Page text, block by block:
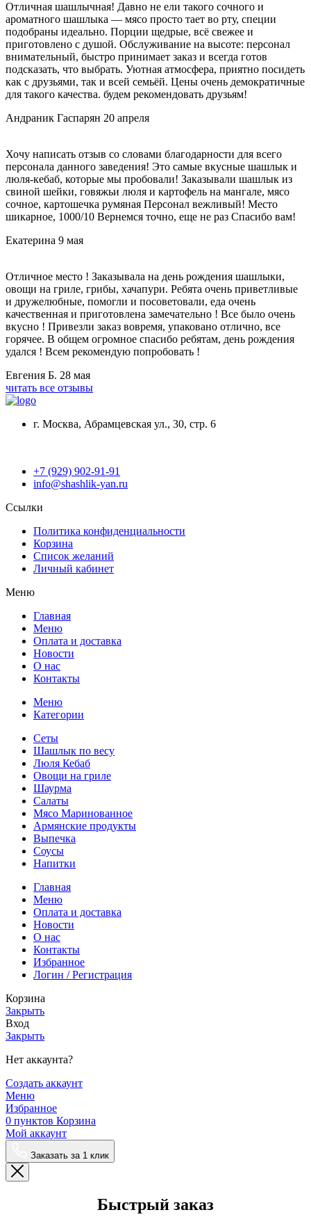
Отличная шашлычная! Давно не ели такого сочного и
ароматного шашлыка — мясо просто тает во рту, специи
подобраны идеально. Порции щедрые, всё свежее и
приготовлено с душой. Обслуживание на высоте: персонал
внимательный, быстро принимает заказ и всегда готов
подсказать, что выбрать. Уютная атмосфера, приятно посидеть
как с друзьями, так и всей семьёй. Цены очень демократичные
для такого качества. будем рекомендовать друзьям!
Андраник Гаспарян 20 апреля
Хочу написать отзыв со словами благодарности для всего
персонала данного заведения! Это самые вкусные шашлык и
люля-кебаб, которые мы пробовали! Заказывали шашлык из
свиной шейки, говяжьи люля и картофель на мангале, мясо
сочное, картошечка румяная Персонал вежливый! Место
шикарное, 1000/10 Вернемся точно, еще не раз Спасибо вам!
Екатерина 9 мая
Отличное место ! Заказывала на день рождения шашлыки,
овощи на гриле, грибы, хачапури. Ребята очень приветливые
и дружелюбные, помогли и посоветовали, еда очень
качественная и приготовлена замечательно ! Все было очень
вкусно ! Привезли заказ вовремя, упаковано отлично, все
горячее. В общем огромное спасибо ребятам, день рождения
удался ! Всем рекомендую попробовать !
Евгения Б. 28 мая
читать все отзывы
г. Москва, Абрамцевская ул., 30, стр. 6
+7 (929) 902-91-91
info@shashlik-yan.ru
Ссылки
Политика конфиденциальности
Корзина
Список желаний
Личный кабинет
Меню
Главная
Меню
Оплата и доставка
Новости
О нас
Контакты
Меню
Категории
Сеты
Шашлык по весу
Люля Кебаб
Овощи на гриле
Шаурма
Салаты
Мясо Маринованное
Армянские продукты
Выпечка
Соусы
Напитки
Главная
Меню
Оплата и доставка
Новости
О нас
Контакты
Избранное
Логин / Регистрация
Корзина
Закрыть
Вход
Закрыть
Нет аккаунта?
Создать аккаунт
Меню
Избранное
0 пунктов Корзина
Мой аккаунт
Заказать за 1 клик
Быстрый заказ